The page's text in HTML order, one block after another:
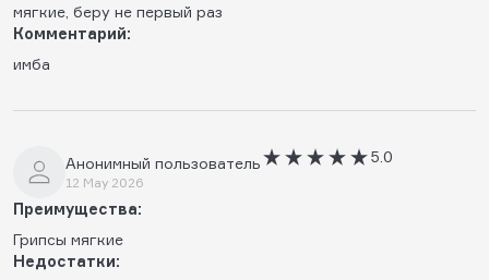
мягкие, беру не первый раз
Комментарий:
имба
Анонимный пользователь
12 May 2026
5.0
Преимущества:
Грипсы мягкие
Недостатки: